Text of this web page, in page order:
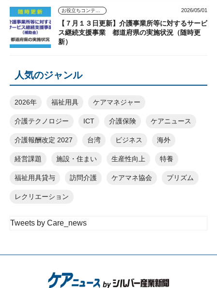
お役立ちコンテンツ 2026/05/01
【７月１３日更新】介護事業所等に対するサービ
ス継続支援事業 都道府県の実施状況（随時更
新）
人気のジャンル
2026年 福祉用具 ケアマネジャー
介護テクノロジー ICT 介護保険 ケアニュース
介護報酬改定 2027 台湾 ビジネス 海外
経営課題 施設・住まい 生産性向上 特養
福祉用具貸与 訪問介護 ケアマネ協会 プリズム
レクリエーション
Tweets by Care_news